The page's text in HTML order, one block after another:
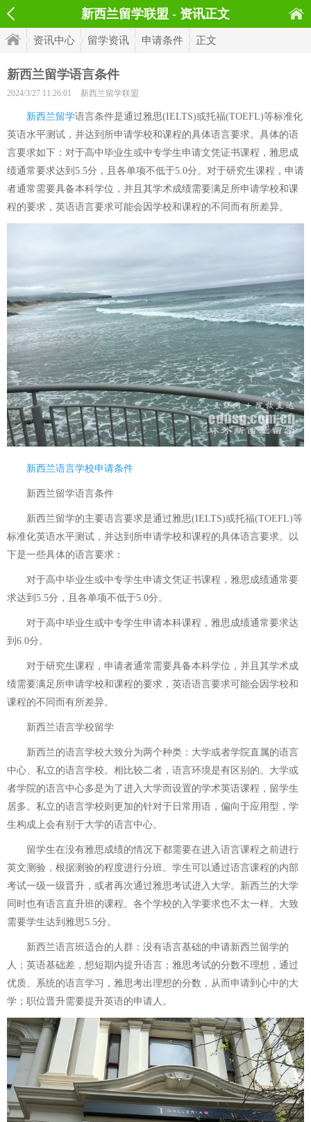
新西兰留学联盟 - 资讯正文
资讯中心 留学资讯 申请条件 正文
新西兰留学语言条件
2024/3/27 11:26:01 新西兰留学联盟
新西兰留学语言条件是通过雅思(IELTS)或托福(TOEFL)等标准化
英语水平测试，并达到所申请学校和课程的具体语言要求。具体的语
言要求如下：对于高中毕业生或中专学生申请文凭证书课程，雅思成
绩通常要求达到5.5分，且各单项不低于5.0分。对于研究生课程，申请
者通常需要具备本科学位，并且其学术成绩需要满足所申请学校和课
程的要求，英语语言要求可能会因学校和课程的不同而有所差异。
新西兰语言学校申请条件
新西兰留学语言条件
新西兰留学的主要语言要求是通过雅思(IELTS)或托福(TOEFL)等
标准化英语水平测试，并达到所申请学校和课程的具体语言要求。以
下是一些具体的语言要求：
对于高中毕业生或中专学生申请文凭证书课程，雅思成绩通常要
求达到5.5分，且各单项不低于5.0分。
对于高中毕业生或中专学生申请本科课程，雅思成绩通常要求达
到6.0分。
对于研究生课程，申请者通常需要具备本科学位，并且其学术成
绩需要满足所申请学校和课程的要求，英语语言要求可能会因学校和
课程的不同而有所差异。
新西兰语言学校留学
新西兰的语言学校大致分为两个种类：大学或者学院直属的语言
中心、私立的语言学校。相比较二者，语言环境是有区别的。大学或
者学院的语言中心多是为了进入大学而设置的学术英语课程，留学生
居多。私立的语言学校则更加的针对于日常用语，偏向于应用型，学
生构成上会有别于大学的语言中心。
留学生在没有雅思成绩的情况下都需要在进入语言课程之前进行
英文测验，根据测验的程度进行分班。学生可以通过语言课程的内部
考试一级一级晋升，或者再次通过雅思考试进入大学。新西兰的大学
同时也有语言直升班的课程。各个学校的入学要求也不太一样。大致
需要学生达到雅思5.5分。
新西兰语言班适合的人群：没有语言基础的申请新西兰留学的
人；英语基础差，想短期内提升语言；雅思考试的分数不理想，通过
优质、系统的语言学习，雅思考出理想的分数，从而申请到心中的大
学；职位晋升需要提升英语的申请人。